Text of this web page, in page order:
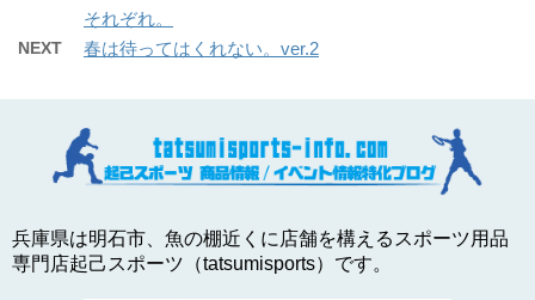
それぞれ。
NEXT 春は待ってはくれない。ver.2
兵庫県は明石市、魚の棚近くに店舗を構えるスポーツ用品
専門店起己スポーツ（tatsumisports）です。